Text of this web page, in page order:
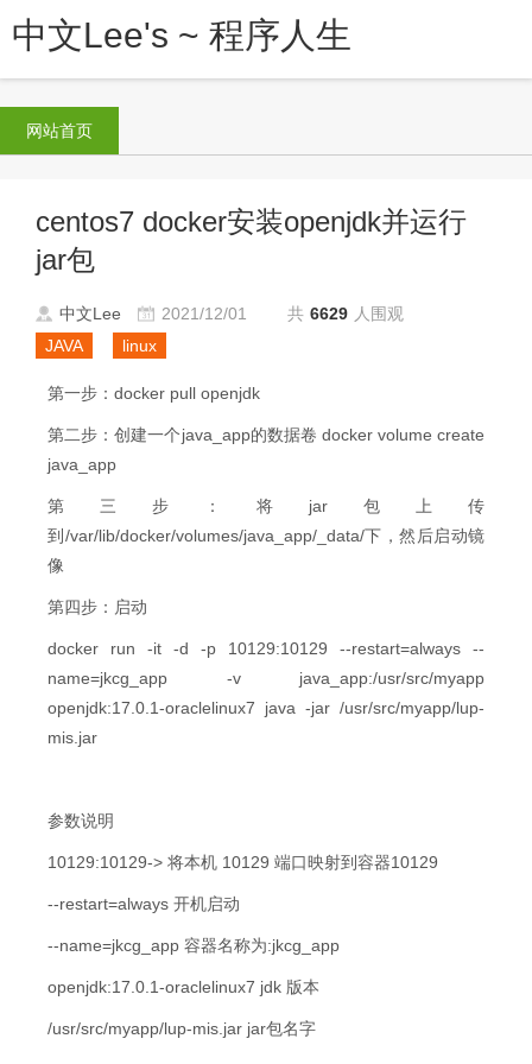
中文Lee's ~ 程序人生
网站首页
centos7 docker安装openjdk并运行
jar包
中文Lee 2021/12/01 共 6629 人围观
JAVA
linux
第一步：docker pull openjdk
第二步：创建一个java_app的数据卷 docker volume create
java_app
第三步： 将jar包上传
到/var/lib/docker/volumes/java_app/_data/下，然后启动镜
像
第四步：启动
docker run -it -d -p 10129:10129 --restart=always --
name=jkcg_app -v java_app:/usr/src/myapp
openjdk:17.0.1-oraclelinux7 java -jar /usr/src/myapp/lup-
mis.jar
参数说明
10129:10129-> 将本机 10129 端口映射到容器10129
--restart=always 开机启动
--name=jkcg_app 容器名称为:jkcg_app
openjdk:17.0.1-oraclelinux7 jdk 版本
/usr/src/myapp/lup-mis.jar jar包名字